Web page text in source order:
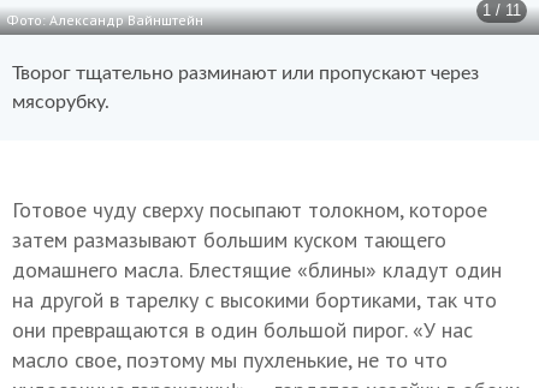
1 / 11
Фото: Александр Вайнштейн
Творог тщательно разминают или пропускают через
мясорубку.
Готовое чуду сверху посыпают толокном, которое
затем размазывают большим куском тающего
домашнего масла. Блестящие «блины» кладут один
на другой в тарелку с высокими бортиками, так что
они превращаются в один большой пирог. «У нас
масло свое, поэтому мы пухленькие, не то что